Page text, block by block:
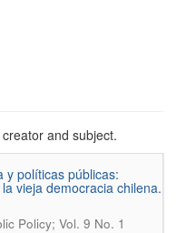
and subject.
y políticas públicas:
vieja democracia chilena.
Policy; Vol. 9 No. 1